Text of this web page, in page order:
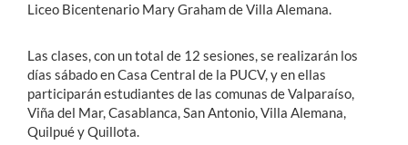
Liceo Bicentenario Mary Graham de Villa Alemana.
Las clases, con un total de 12 sesiones, se realizarán los
días sábado en Casa Central de la PUCV, y en ellas
participarán estudiantes de las comunas de Valparaíso,
Viña del Mar, Casablanca, San Antonio, Villa Alemana,
Quilpué y Quillota.